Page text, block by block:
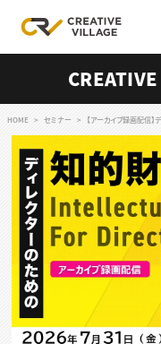
ログイン
RECRUIT
クリエイター求人を探
CREATIVE JOB求人
特集求人
採用説明会
転職支援サービス
CONTENTS
スキルアップしたい！
HOME セミナー 【アーカイブ録画配信